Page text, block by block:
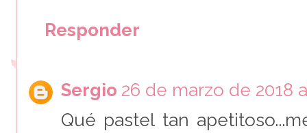
Responder
Sergio 26 de marzo de 2018
Qué pastel tan